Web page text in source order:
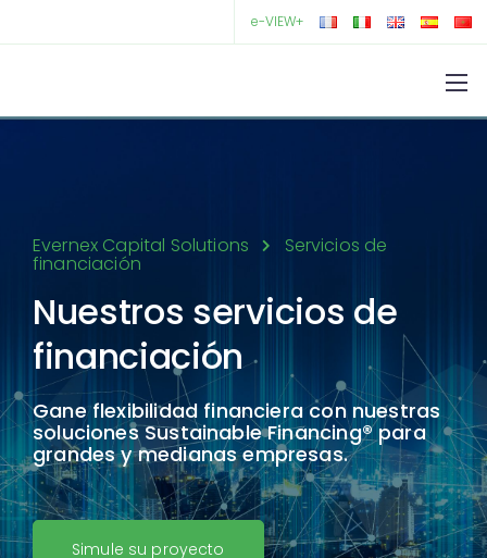
e-VIEW+
Evernex Capital Solutions Servicios de
financiación
Nuestros servicios de
financiación
Gane flexibilidad financiera con nuestras
soluciones Sustainable Financing® para
grandes y medianas empresas.
Simule su proyecto